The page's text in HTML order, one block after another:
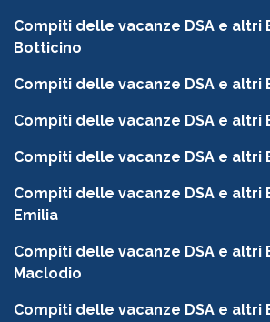
Compiti delle vacanze DSA e altri
Botticino
Compiti delle vacanze DSA e altri
Compiti delle vacanze DSA e altri
Compiti delle vacanze DSA e altri
Compiti delle vacanze DSA e altri
Emilia
Compiti delle vacanze DSA e altri
Maclodio
Compiti delle vacanze DSA e altri